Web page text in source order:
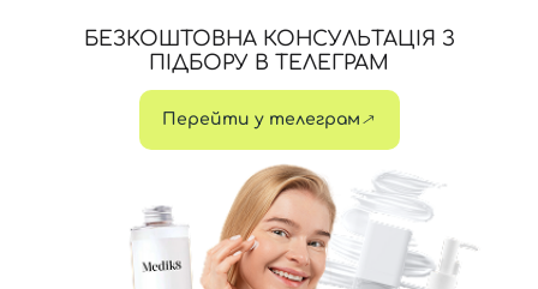
БЕЗКОШТОВНА КОНСУЛЬТАЦІЯ З
ПІДБОРУ В ТЕЛЕГРАМ
Перейти у телеграм